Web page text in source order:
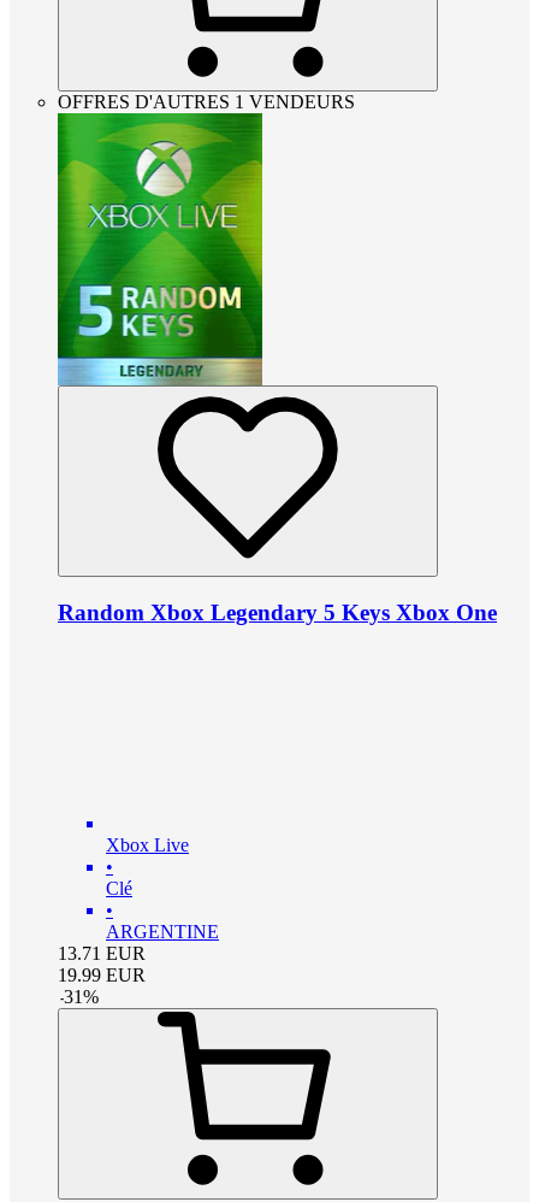
OFFRES D'AUTRES 1 VENDEURS
Random Xbox Legendary 5 Keys Xbox One
Xbox Live
•
Clé
•
ARGENTINE
13.71 EUR
19.99 EUR
-31%